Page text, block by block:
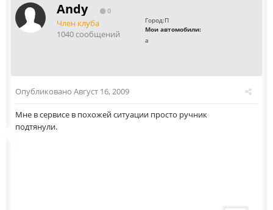
Andy 0
Член клуба
1040 сообщений
Город:П
Мои автомобили:
а
Опубликовано Август 16, 2009
Мне в сервисе в похожей ситуации просто ручник
подтянули.